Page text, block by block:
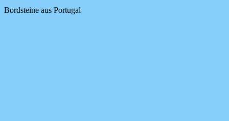
Bordsteine aus Portugal